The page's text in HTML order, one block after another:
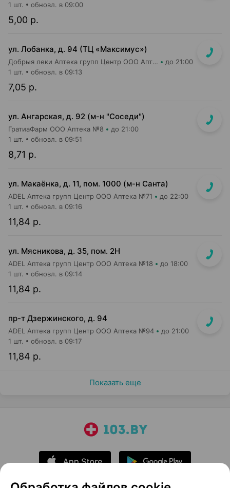
5,00 р.
1 шт. обновл. в 09:00
ул. Лобанка, д. 94 (ТЦ «Максимус»)
Добрыя леки Аптека групп Центр ООО Аптека №3 до 21:00
7,05 р.
1 шт. обновл. в 09:13
ул. Ангарская, д. 92 (м-н "Соседи")
ГратиаФарм ООО Аптека №8 до 21:00
8,71 р.
1 шт. обновл. в 09:51
ул. Макаёнка, д. 11, пом. 1000 (м-н Санта)
ADEL Аптека групп Центр ООО Аптека №71 до 22:00
11,84 р.
1 шт. обновл. в 09:16
ул. Мясникова, д. 35, пом. 2Н
ADEL Аптека групп Центр ООО Аптека №18 до 18:00
11,84 р.
1 шт. обновл. в 09:14
пр-т Дзержинского, д. 94
ADEL Аптека групп Центр ООО Аптека №94 до 21:00
11,84 р.
1 шт. обновл. в 09:17
Показать еще